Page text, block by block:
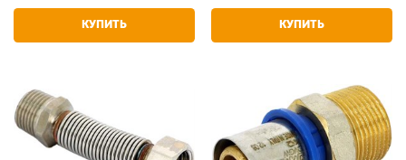
КУПИТЬ КУПИТЬ